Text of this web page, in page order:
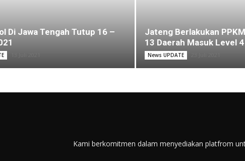
Di Jawa Tengah Tutup 16 –
Jateng Berlakukan
13 Daerah Masuk Level 4
News UPDATE
Kami berkomitmen dalam menyediakan platfrom